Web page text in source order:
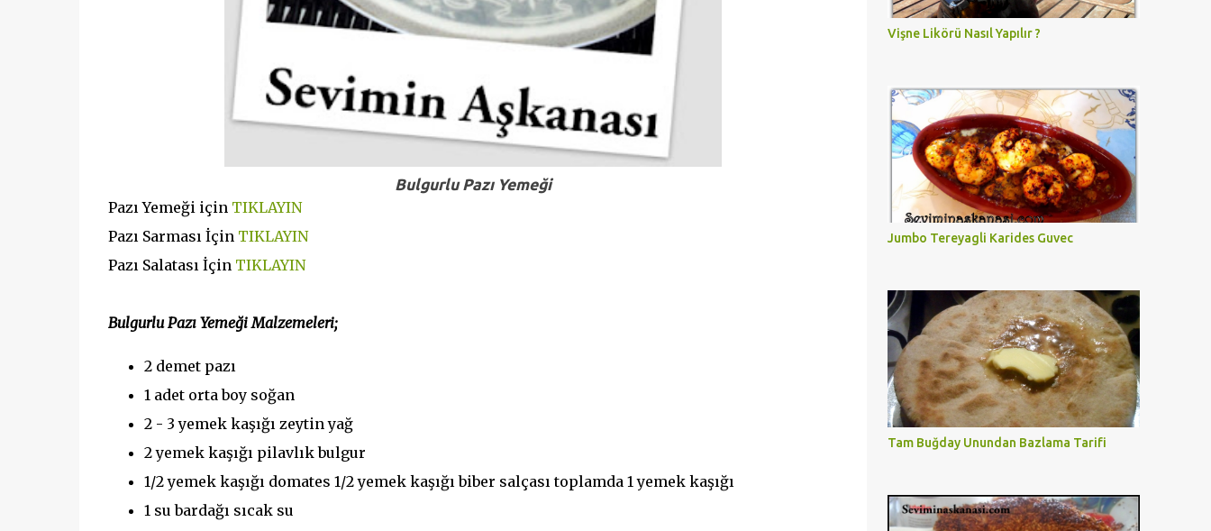
Bulgurlu Pazı Yemeği
Pazı Yemeği için TIKLAYIN
Pazı Sarması İçin TIKLAYIN
Pazı Salatası İçin TIKLAYIN
Bulgurlu Pazı Yemeği Malzemeleri;
2 demet pazı
1 adet orta boy soğan
2 - 3 yemek kaşığı zeytin yağ
2 yemek kaşığı pilavlık bulgur
1/2 yemek kaşığı domates 1/2 yemek kaşığı biber salçası toplamda 1 yemek kaşığı
1 su bardağı sıcak su
Vişne Likörü Nasıl Yapılır ?
Jumbo Tereyagli Karides Guvec
Tam Buğday Unundan Bazlama Tarifi